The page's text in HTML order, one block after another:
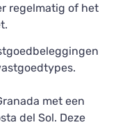
regelmatig of het
met een
del Sol. Deze